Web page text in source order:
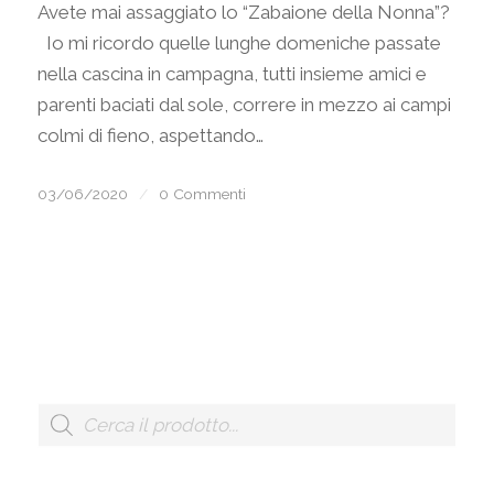
Avete mai assaggiato lo “Zabaione della Nonna”?
Io mi ricordo quelle lunghe domeniche passate
nella cascina in campagna, tutti insieme amici e
parenti baciati dal sole, correre in mezzo ai campi
colmi di fieno, aspettando…
03/06/2020 / 0 Commenti